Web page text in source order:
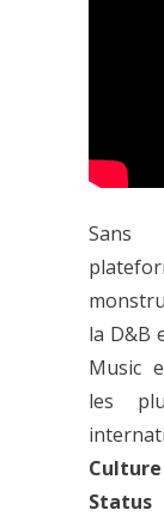
Sans
la D&B
Music
les
Culture
Status